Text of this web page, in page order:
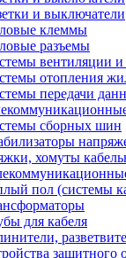
и выключатели
клеммы
разъемы
вентиляции
отопления
передачи
сборных шин
хомуты
пол (системы
для кабеля